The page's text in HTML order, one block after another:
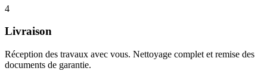
4
Livraison
Réception des travaux avec vous. Nettoyage complet et remise des
documents de garantie.